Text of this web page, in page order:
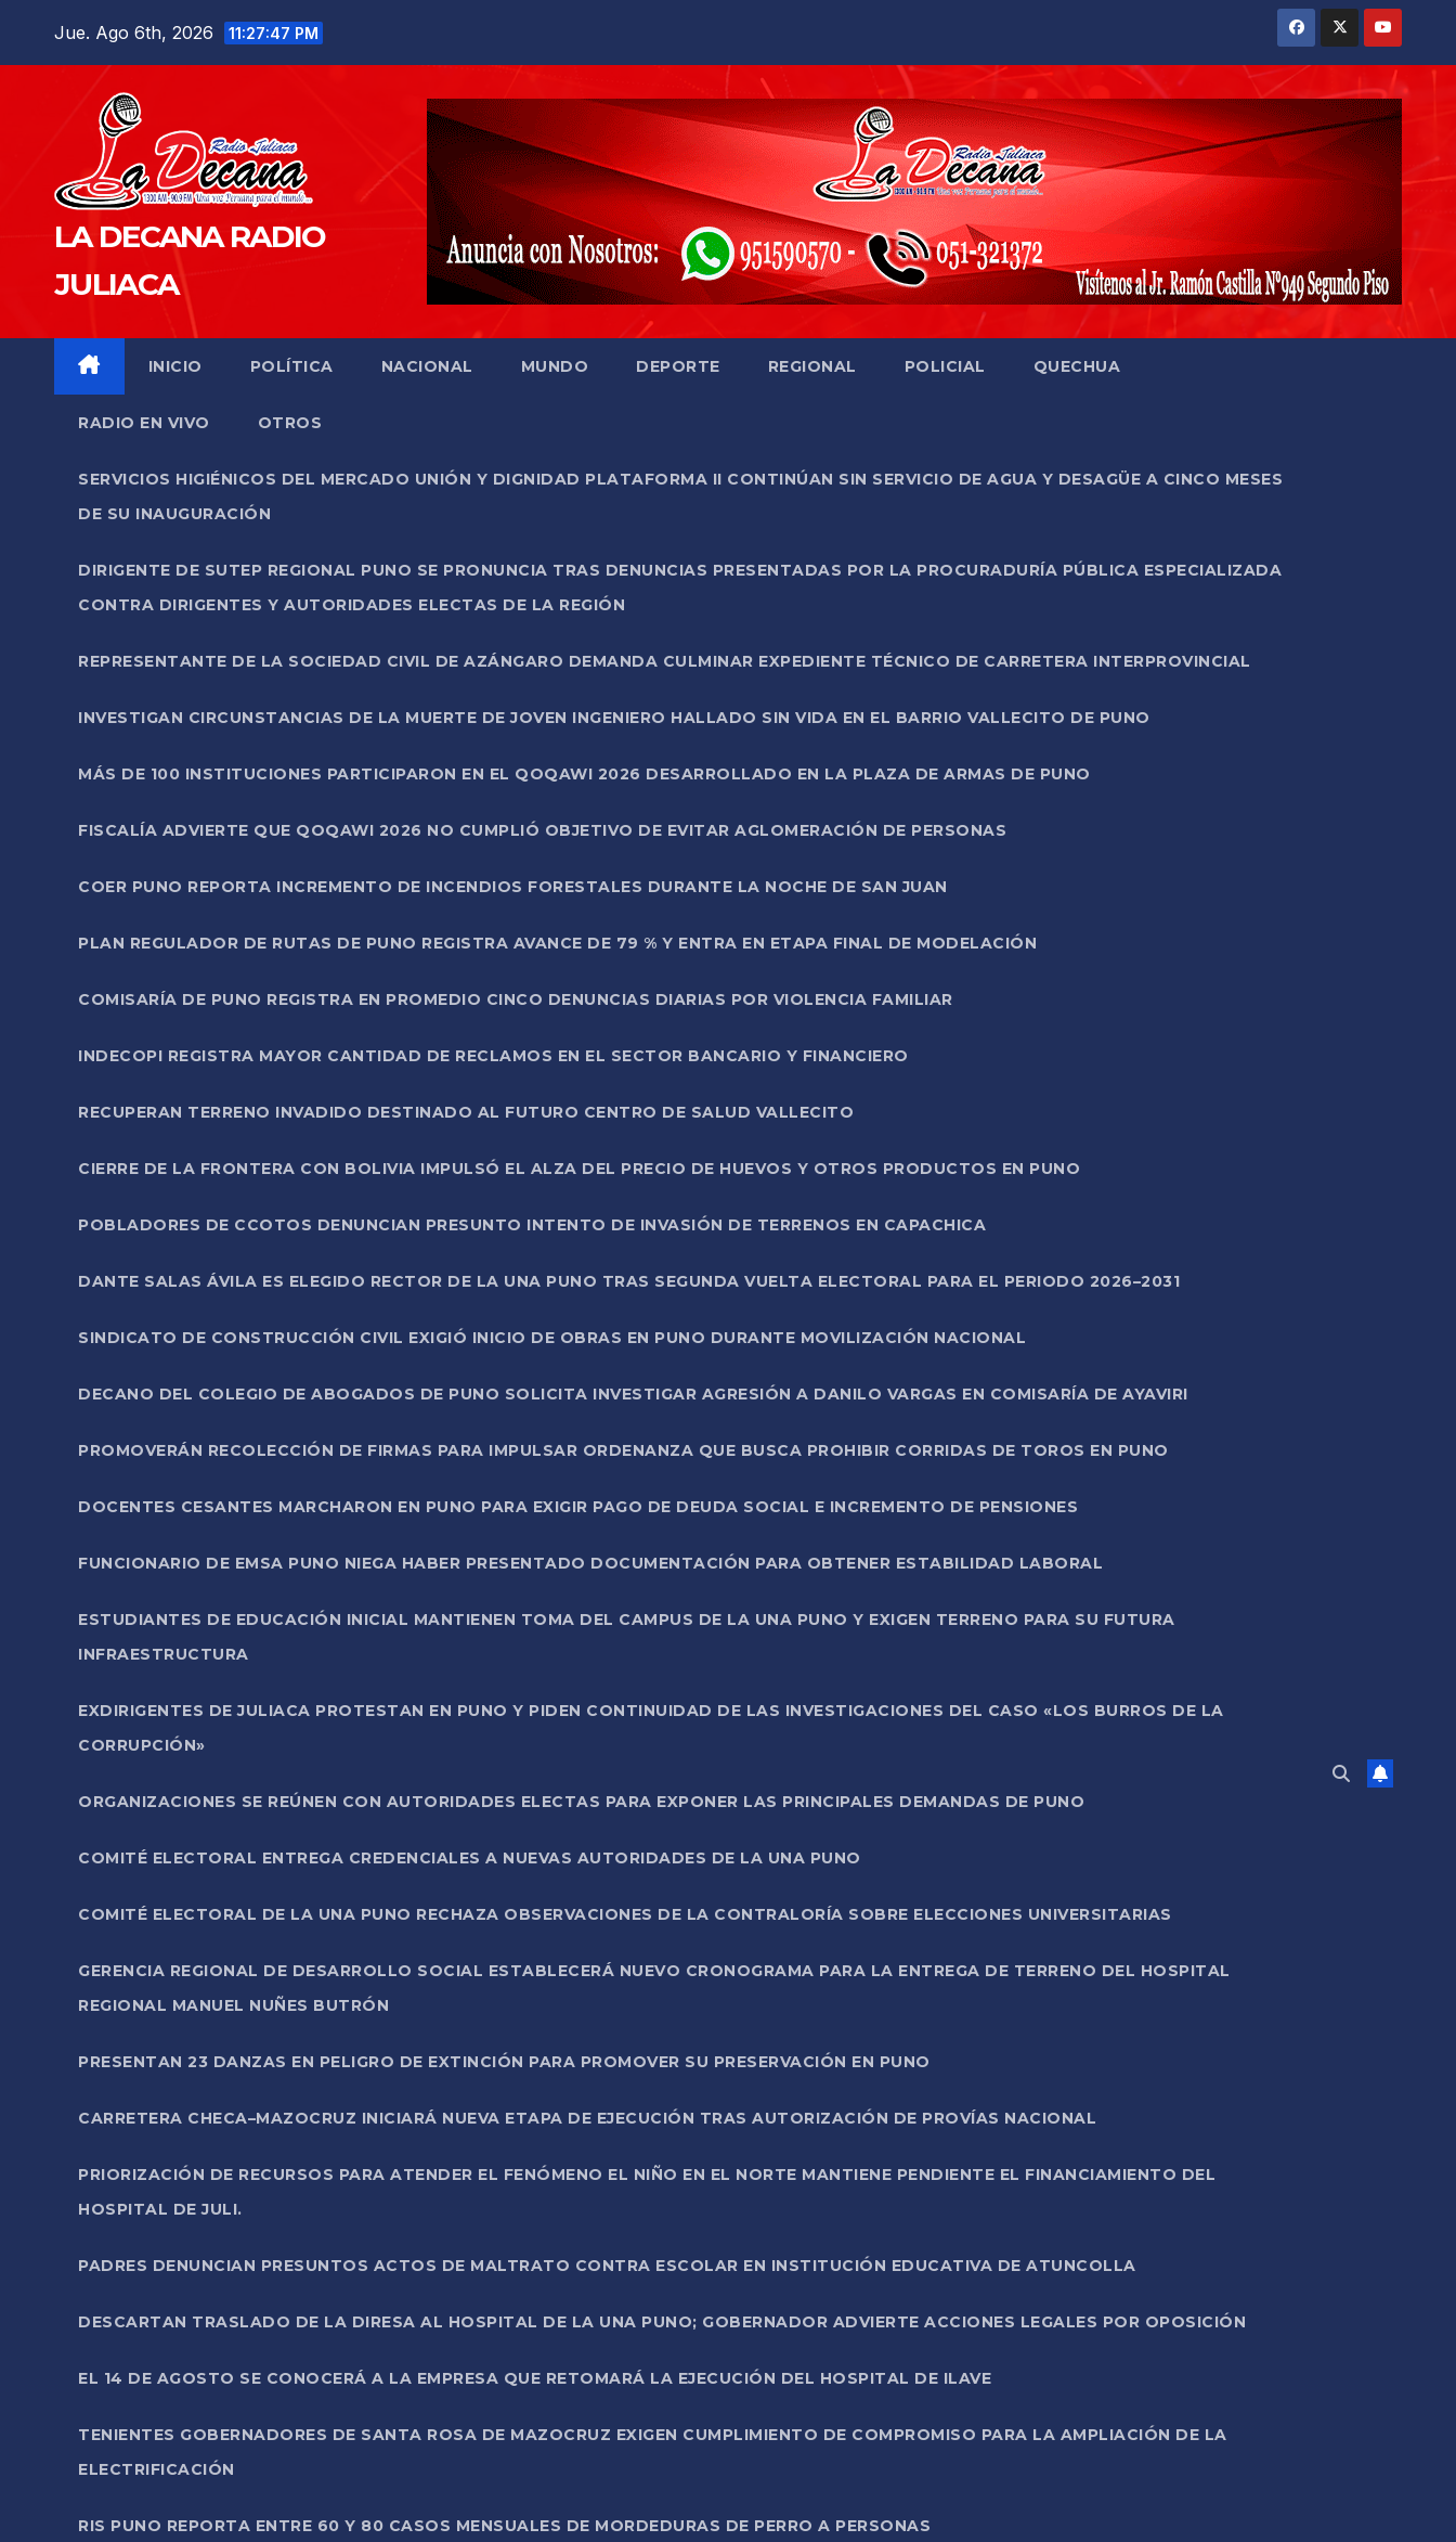
Jue. Ago 6th, 2026 11:27:49 PM
LA DECANA RADIO
JULIACA
INICIO POLÍTICA NACIONAL MUNDO DEPORTE REGIONAL POLICIAL QUECHUA
RADIO EN VIVO OTROS
SERVICIOS HIGIÉNICOS DEL MERCADO UNIÓN Y DIGNIDAD PLATAFORMA II CONTINÚAN SIN SERVICIO DE AGUA Y DESAGÜE A CINCO MESES
DE SU INAUGURACIÓN
DIRIGENTE DE SUTEP REGIONAL PUNO SE PRONUNCIA TRAS DENUNCIAS PRESENTADAS POR LA PROCURADURÍA PÚBLICA ESPECIALIZADA
CONTRA DIRIGENTES Y AUTORIDADES ELECTAS DE LA REGIÓN
REPRESENTANTE DE LA SOCIEDAD CIVIL DE AZÁNGARO DEMANDA CULMINAR EXPEDIENTE TÉCNICO DE CARRETERA INTERPROVINCIAL
INVESTIGAN CIRCUNSTANCIAS DE LA MUERTE DE JOVEN INGENIERO HALLADO SIN VIDA EN EL BARRIO VALLECITO DE PUNO
MÁS DE 100 INSTITUCIONES PARTICIPARON EN EL QOQAWI 2026 DESARROLLADO EN LA PLAZA DE ARMAS DE PUNO
FISCALÍA ADVIERTE QUE QOQAWI 2026 NO CUMPLIÓ OBJETIVO DE EVITAR AGLOMERACIÓN DE PERSONAS
COER PUNO REPORTA INCREMENTO DE INCENDIOS FORESTALES DURANTE LA NOCHE DE SAN JUAN
PLAN REGULADOR DE RUTAS DE PUNO REGISTRA AVANCE DE 79 % Y ENTRA EN ETAPA FINAL DE MODELACIÓN
COMISARÍA DE PUNO REGISTRA EN PROMEDIO CINCO DENUNCIAS DIARIAS POR VIOLENCIA FAMILIAR
INDECOPI REGISTRA MAYOR CANTIDAD DE RECLAMOS EN EL SECTOR BANCARIO Y FINANCIERO
RECUPERAN TERRENO INVADIDO DESTINADO AL FUTURO CENTRO DE SALUD VALLECITO
CIERRE DE LA FRONTERA CON BOLIVIA IMPULSÓ EL ALZA DEL PRECIO DE HUEVOS Y OTROS PRODUCTOS EN PUNO
POBLADORES DE CCOTOS DENUNCIAN PRESUNTO INTENTO DE INVASIÓN DE TERRENOS EN CAPACHICA
DANTE SALAS ÁVILA ES ELEGIDO RECTOR DE LA UNA PUNO TRAS SEGUNDA VUELTA ELECTORAL PARA EL PERIODO 2026–2031
SINDICATO DE CONSTRUCCIÓN CIVIL EXIGIÓ INICIO DE OBRAS EN PUNO DURANTE MOVILIZACIÓN NACIONAL
DECANO DEL COLEGIO DE ABOGADOS DE PUNO SOLICITA INVESTIGAR AGRESIÓN A DANILO VARGAS EN COMISARÍA DE AYAVIRI
PROMOVERÁN RECOLECCIÓN DE FIRMAS PARA IMPULSAR ORDENANZA QUE BUSCA PROHIBIR CORRIDAS DE TOROS EN PUNO
DOCENTES CESANTES MARCHARON EN PUNO PARA EXIGIR PAGO DE DEUDA SOCIAL E INCREMENTO DE PENSIONES
FUNCIONARIO DE EMSA PUNO NIEGA HABER PRESENTADO DOCUMENTACIÓN PARA OBTENER ESTABILIDAD LABORAL
ESTUDIANTES DE EDUCACIÓN INICIAL MANTIENEN TOMA DEL CAMPUS DE LA UNA PUNO Y EXIGEN TERRENO PARA SU FUTURA
INFRAESTRUCTURA
EXDIRIGENTES DE JULIACA PROTESTAN EN PUNO Y PIDEN CONTINUIDAD DE LAS INVESTIGACIONES DEL CASO «LOS BURROS DE LA
CORRUPCIÓN»
ORGANIZACIONES SE REÚNEN CON AUTORIDADES ELECTAS PARA EXPONER LAS PRINCIPALES DEMANDAS DE PUNO
COMITÉ ELECTORAL ENTREGA CREDENCIALES A NUEVAS AUTORIDADES DE LA UNA PUNO
COMITÉ ELECTORAL DE LA UNA PUNO RECHAZA OBSERVACIONES DE LA CONTRALORÍA SOBRE ELECCIONES UNIVERSITARIAS
GERENCIA REGIONAL DE DESARROLLO SOCIAL ESTABLECERÁ NUEVO CRONOGRAMA PARA LA ENTREGA DE TERRENO DEL HOSPITAL
REGIONAL MANUEL NUÑES BUTRÓN
PRESENTAN 23 DANZAS EN PELIGRO DE EXTINCIÓN PARA PROMOVER SU PRESERVACIÓN EN PUNO
CARRETERA CHECA–MAZOCRUZ INICIARÁ NUEVA ETAPA DE EJECUCIÓN TRAS AUTORIZACIÓN DE PROVÍAS NACIONAL
PRIORIZACIÓN DE RECURSOS PARA ATENDER EL FENÓMENO EL NIÑO EN EL NORTE MANTIENE PENDIENTE EL FINANCIAMIENTO DEL
HOSPITAL DE JULI.
PADRES DENUNCIAN PRESUNTOS ACTOS DE MALTRATO CONTRA ESCOLAR EN INSTITUCIÓN EDUCATIVA DE ATUNCOLLA
DESCARTAN TRASLADO DE LA DIRESA AL HOSPITAL DE LA UNA PUNO; GOBERNADOR ADVIERTE ACCIONES LEGALES POR OPOSICIÓN
EL 14 DE AGOSTO SE CONOCERÁ A LA EMPRESA QUE RETOMARÁ LA EJECUCIÓN DEL HOSPITAL DE ILAVE
TENIENTES GOBERNADORES DE SANTA ROSA DE MAZOCRUZ EXIGEN CUMPLIMIENTO DE COMPROMISO PARA LA AMPLIACIÓN DE LA
ELECTRIFICACIÓN
RIS PUNO REPORTA ENTRE 60 Y 80 CASOS MENSUALES DE MORDEDURAS DE PERRO A PERSONAS